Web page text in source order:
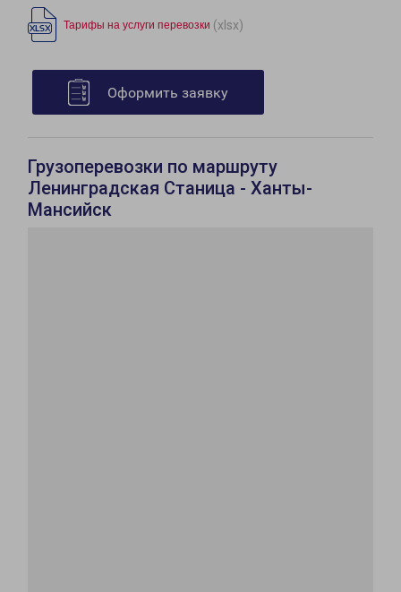
Тарифы на услуги перевозки (xlsx)
Оформить заявку
Грузоперевозки по маршруту
Ленинградская Станица - Ханты-
Мансийск